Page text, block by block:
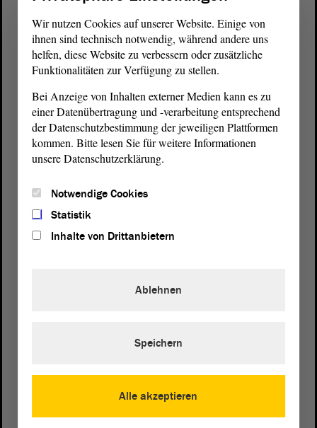
Postanschrift
Wir nutzen Cookies auf unserer Website. Einige von
ihnen sind technisch notwendig, während andere uns
helfen, diese Website zu verbessern oder zusätzliche
Funktionalitäten zur Verfügung zu stellen.
Bei Anzeige von Inhalten externer Medien kann es zu
einer Datenübertragung und -verarbeitung entsprechend
der Datenschutzbestimmung der jeweiligen Plattformen
kommen. Bitte lesen Sie für weitere Informationen
unsere Datenschutzerklärung.
Notwendige Cookies
Statistik
Inhalte von Drittanbietern
Alle akzeptieren
Ablehnen
Speichern